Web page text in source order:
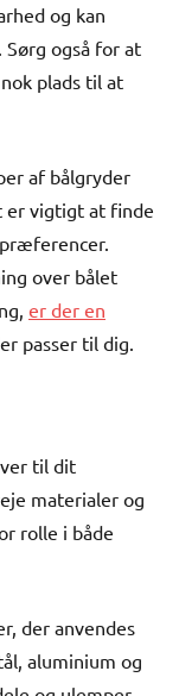
og kan
også for at
plads til at
af bålgryder
er vigtigt at finde
over bålet
er der en
passer til dig.
til dit
materialer og
rolle i både
der anvendes
aluminium og